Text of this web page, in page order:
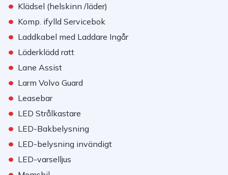
• Klädsel (helskinn /läder)
• Komp. ifylld Servicebok
• Laddkabel med Laddare Ingår
• Läderklädd ratt
• Lane Assist
• Larm Volvo Guard
• Leasebar
• LED Strålkastare
• LED-Bakbelysning
• LED-belysning invändigt
• LED-varselljus